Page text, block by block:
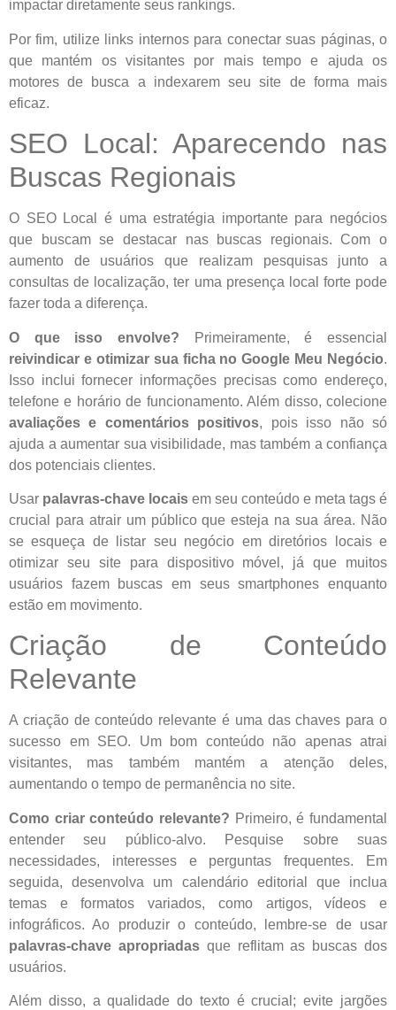
impactar diretamente seus rankings.
Por fim, utilize links internos para conectar suas páginas, o
que mantém os visitantes por mais tempo e ajuda os
motores de busca a indexarem seu site de forma mais
eficaz.
SEO Local: Aparecendo nas
Buscas Regionais
O SEO Local é uma estratégia importante para negócios
que buscam se destacar nas buscas regionais. Com o
aumento de usuários que realizam pesquisas junto a
consultas de localização, ter uma presença local forte pode
fazer toda a diferença.
O que isso envolve? Primeiramente, é essencial
reivindicar e otimizar sua ficha no Google Meu Negócio.
Isso inclui fornecer informações precisas como endereço,
telefone e horário de funcionamento. Além disso, colecione
avaliações e comentários positivos, pois isso não só
ajuda a aumentar sua visibilidade, mas também a confiança
dos potenciais clientes.
Usar palavras-chave locais em seu conteúdo e meta tags é
crucial para atrair um público que esteja na sua área. Não
se esqueça de listar seu negócio em diretórios locais e
otimizar seu site para dispositivo móvel, já que muitos
usuários fazem buscas em seus smartphones enquanto
estão em movimento.
Criação de Conteúdo
Relevante
A criação de conteúdo relevante é uma das chaves para o
sucesso em SEO. Um bom conteúdo não apenas atrai
visitantes, mas também mantém a atenção deles,
aumentando o tempo de permanência no site.
Como criar conteúdo relevante? Primeiro, é fundamental
entender seu público-alvo. Pesquise sobre suas
necessidades, interesses e perguntas frequentes. Em
seguida, desenvolva um calendário editorial que inclua
temas e formatos variados, como artigos, vídeos e
infográficos. Ao produzir o conteúdo, lembre-se de usar
palavras-chave apropriadasque reflitam as buscas dos
usuários.
Além disso, a qualidade do texto é crucial; evite jargões